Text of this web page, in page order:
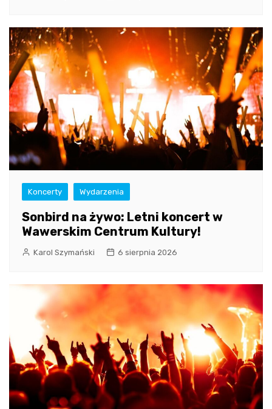
Koncerty Wydarzenia
Sonbird na żywo: Letni koncert w
Wawerskim Centrum Kultury!
Karol Szymański 6 sierpnia 2026